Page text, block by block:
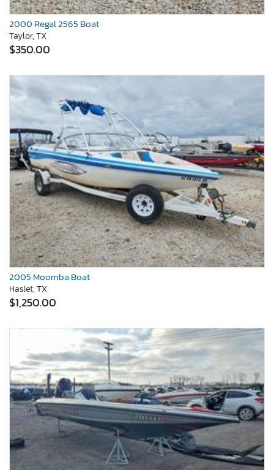
2000 Regal 2565 Boat
Taylor, TX
$350.00
2005 Moomba Boat
Haslet, TX
$1,250.00